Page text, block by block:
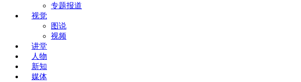
专题报道
视觉
图说
视频
讲堂
人物
新知
媒体